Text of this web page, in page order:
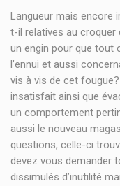
Langueur mais encore
t-il relatives au croquer
un engin pour que tout
l’ennui et aussi
vis à vis de cet
insatisfait ainsi que
un comportement
aussi le nouveau
questions, celle-ci
devez vous demander
dissimulés d’inutilité